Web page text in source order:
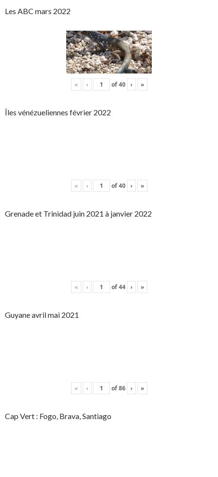
Les ABC mars 2022
« ‹ of40 › »
Îles vénézueliennes février 2022
« ‹ of40 › »
Grenade et Trinidad juin 2021 à janvier 2022
« ‹ of44 › »
Guyane avril mai 2021
« ‹ of86 › »
Cap Vert : Fogo, Brava, Santiago